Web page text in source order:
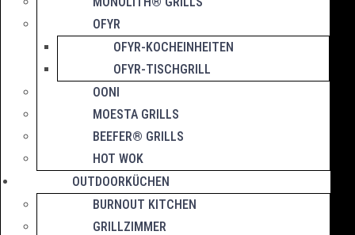
OFYR
OFYR-KOCHEINHEITEN
OFYR-TISCHGRILL
OONI
MOESTA GRILLS
BEEFER® GRILLS
HOT WOK
OUTDOORKÜCHEN
BURNOUT KITCHEN
GRILLZIMMER